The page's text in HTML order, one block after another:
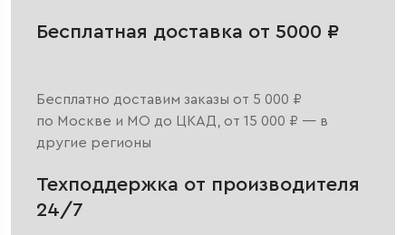
Бесплатная доставка от 5000 ₽
Бесплатно доставим заказы от 5 000 ₽
по Москве и МО до ЦКАД, от 15 000 ₽ — в
другие регионы
Техподдержка от производителя
24/7